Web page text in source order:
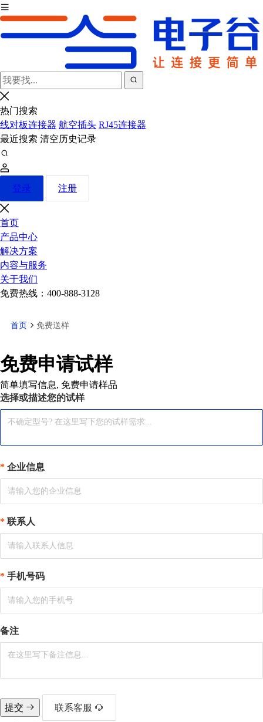
热门搜索
线对板连接器 航空插头 RJ45连接器
最近搜索 清空历史记录
登录 注册
首页
产品中心
解决方案
内容与服务
关于我们
免费热线： 400-888-3128
首页 免费送样
免费申请试样
简单填写信息, 免费申请样品
选择或描述您的试样
企业信息
联系人
手机号码
备注
提交
联系客服